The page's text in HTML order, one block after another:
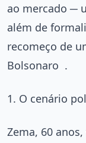
ao mercado ─
além de
recomeço de
Bolsonaro .
1. O cenário
Zema, 60